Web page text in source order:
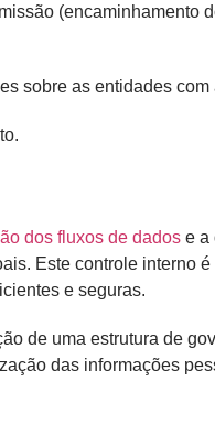
(encaminhamento
sobre as entidades
dos fluxos de dados e a
Este controle interno
e seguras.
de uma estrutura de
das informações